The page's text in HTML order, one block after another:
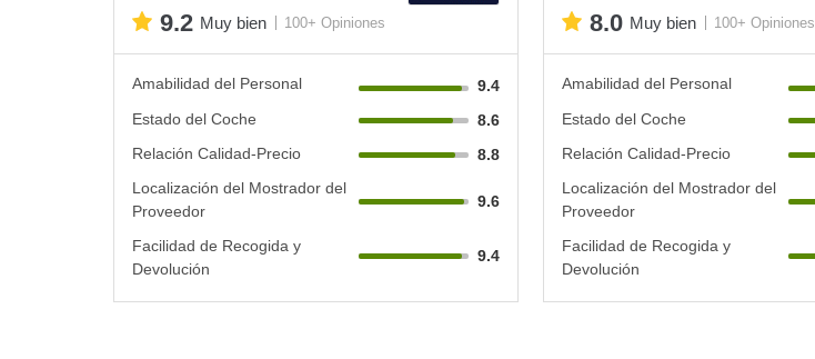
9.2 Muy bien 100+ Opiniones
Amabilidad del Personal
9.4
Estado del Coche
8.6
Relación Calidad-Precio
8.8
Localización del Mostrador del
Proveedor
9.6
Facilidad de Recogida y
Devolución
9.4
8.0 Muy bien 100+ Opiniones
Amabilidad del Personal
Estado del Coche
Relación Calidad-Precio
Localización del Mostrador del
Proveedor
Facilidad de Recogida y
Devolución